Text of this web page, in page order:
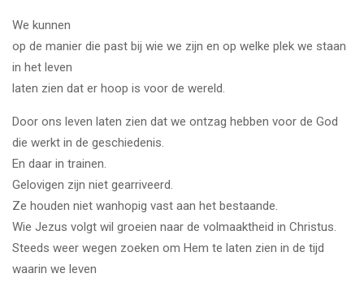
We kunnen
op de manier die past bij wie we zijn en op welke plek we staan
in het leven
laten zien dat er hoop is voor de wereld.
Door ons leven laten zien dat we ontzag hebben voor de God
die werkt in de geschiedenis.
En daar in trainen.
Gelovigen zijn niet gearriveerd.
Ze houden niet wanhopig vast aan het bestaande.
Wie Jezus volgt wil groeien naar de volmaaktheid in Christus.
Steeds weer wegen zoeken om Hem te laten zien in de tijd
waarin we leven